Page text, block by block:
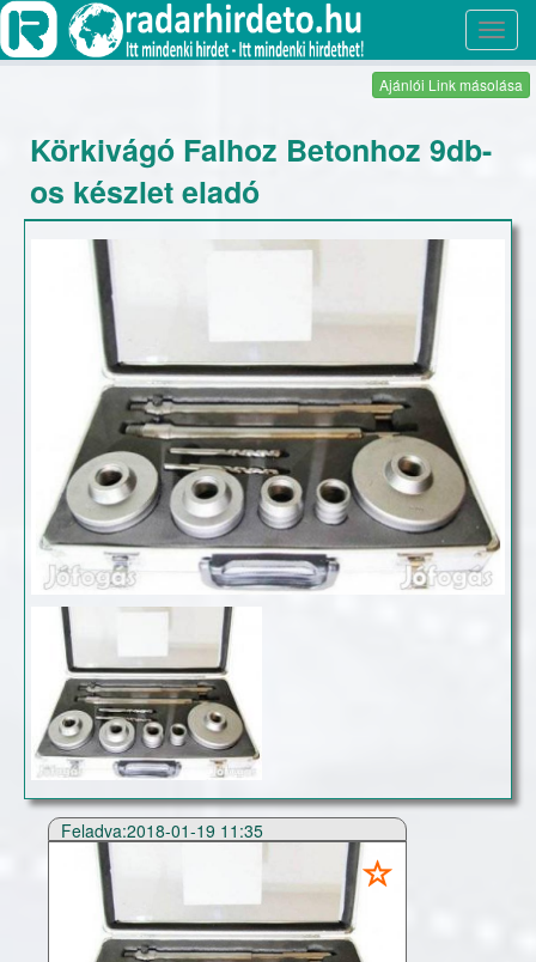
Ajánlói Link másolása
Körkivágó Falhoz Betonhoz 9db-
os készlet eladó
Feladva:2018-01-19 11:35